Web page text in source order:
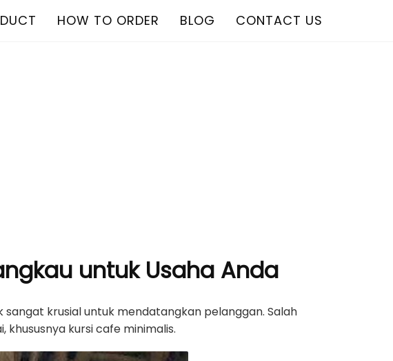
HOW TO ORDER BLOG CONTACT US
untuk Usaha Anda
krusial untuk mendatangkan pelanggan. Salah
kursi cafe minimalis.